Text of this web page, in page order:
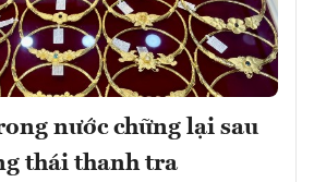
nước chững lại sau
thái thanh tra